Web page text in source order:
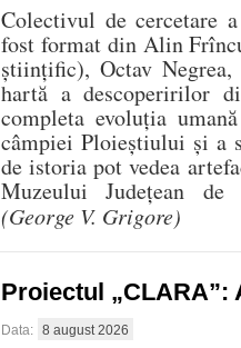
Colectivul de
fost format din Alin
științific), Octav
hartă a descoperirilor
completa evoluția
câmpiei Ploieștiului și a
de istoria pot vedea
Muzeului Județean
(George V. Grigore)
Proiectul „CLARA”:
Data: 8 august 2026